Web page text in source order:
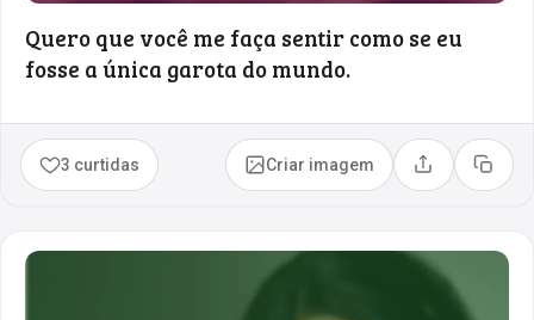
Quero que você me faça sentir como se eu
fosse a única garota do mundo.
3 curtidas Criar imagem Compartilhar
Copiar